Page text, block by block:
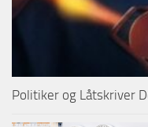
Politiker og Låtskriver